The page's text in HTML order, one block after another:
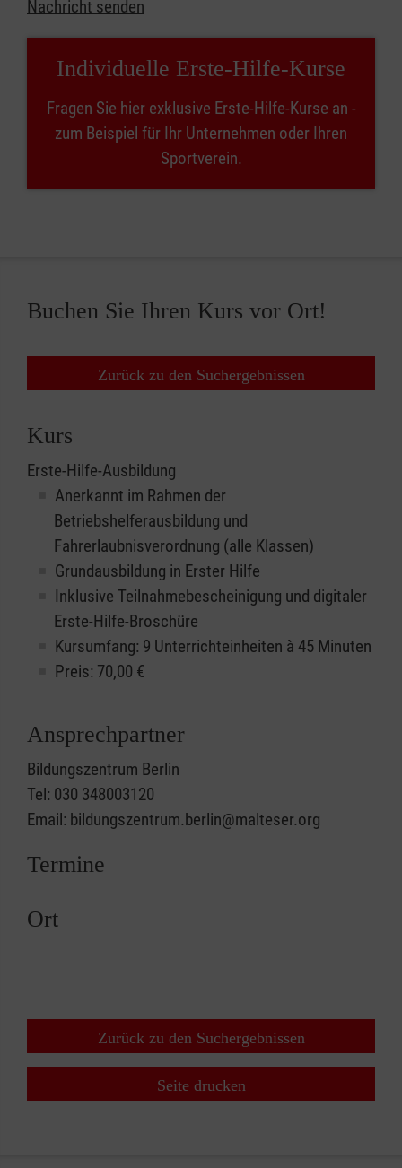
Nachricht senden
Individuelle Erste-Hilfe-Kurse
Fragen Sie hier exklusive Erste-Hilfe-Kurse an -
zum Beispiel für Ihr Unternehmen oder Ihren
Sportverein.
Buchen Sie Ihren Kurs vor Ort!
Zurück zu den Suchergebnissen
Kurs
Erste-Hilfe-Ausbildung
Anerkannt im Rahmen der
Betriebshelferausbildung und
Fahrerlaubnisverordnung (alle Klassen)
Grundausbildung in Erster Hilfe
Inklusive Teilnahmebescheinigung und digitaler
Erste-Hilfe-Broschüre
Kursumfang: 9 Unterrichteinheiten à 45 Minuten
Preis: 70,00 €
Ansprechpartner
Bildungszentrum Berlin
Tel: 030 348003120
Email: bildungszentrum.berlin@malteser.org
Termine
Ort
Zurück zu den Suchergebnissen
Seite drucken